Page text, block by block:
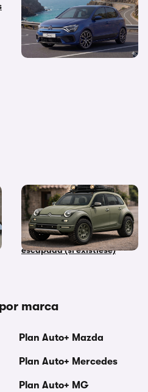
Citroën Saxo ë-VTS: el
regreso del “matagigantes”
en formato eléctrico
Citroën 2CV Electric
Sahara: el clásico eléctrico
con el que te irías de
escapada (si existiese)
marca
Plan Auto+ Mazda
Plan Auto+ Mercedes
Plan Auto+ MG